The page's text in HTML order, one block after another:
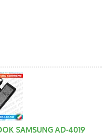
SAMSUNG AD-4019